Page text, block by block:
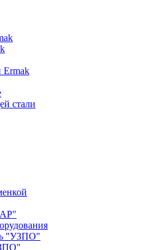
Ermak
стали
"УЗПО"